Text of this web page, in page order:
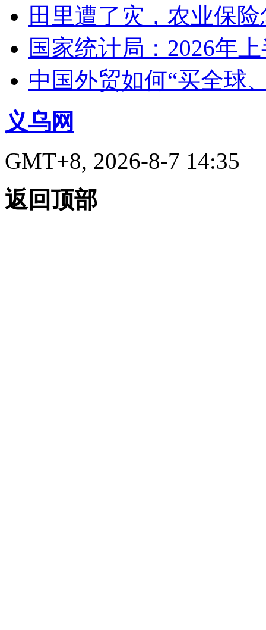
田里遭了灾，农业保
国家统计局：2026年
中国外贸如何“买全球
义乌网
GMT+8, 2026-8-7 14:35
返回顶部